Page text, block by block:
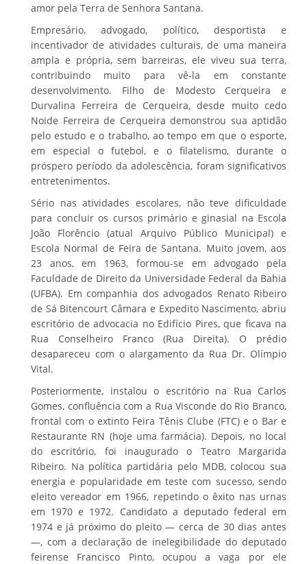
amor pela Terra de Senhora Santana.
Empresário, advogado, político, desportista e
incentivador de atividades culturais, de uma maneira
ampla e própria, sem barreiras, ele viveu sua terra,
contribuindo muito para vê-la em constante
desenvolvimento. Filho de Modesto Cerqueira e
Durvalina Ferreira de Cerqueira, desde muito cedo
Noide Ferreira de Cerqueira demonstrou sua aptidão
pelo estudo e o trabalho, ao tempo em que o esporte,
em especial o futebol, e o filatelismo, durante o
próspero período da adolescência, foram significativos
entretenimentos.
Sério nas atividades escolares, não teve dificuldade
para concluir os cursos primário e ginasial na Escola
João Florêncio (atual Arquivo Público Municipal) e
Escola Normal de Feira de Santana. Muito jovem, aos
23 anos, em 1963, formou-se em advogado pela
Faculdade de Direito da Universidade Federal da Bahia
(UFBA). Em companhia dos advogados Renato Ribeiro
de Sá Bitencourt Câmara e Expedito Nascimento, abriu
escritório de advocacia no Edifício Pires, que ficava na
Rua Conselheiro Franco (Rua Direita). O prédio
desapareceu com o alargamento da Rua Dr. Olímpio
Vital.
Posteriormente, instalou o escritório na Rua Carlos
Gomes, confluência com a Rua Visconde do Rio Branco,
frontal com o extinto Feira Tênis Clube (FTC) e o Bar e
Restaurante RN (hoje uma farmácia). Depois, no local
do escritório, foi inaugurado o Teatro Margarida
Ribeiro. Na política partidária pelo MDB, colocou sua
energia e popularidade em teste com sucesso, sendo
eleito vereador em 1966, repetindo o êxito nas urnas
em 1970 e 1972. Candidato a deputado federal em
1974 e já próximo do pleito — cerca de 30 dias antes
—, com a declaração de inelegibilidade do deputado
feirense Francisco Pinto, ocupou a vaga por ele